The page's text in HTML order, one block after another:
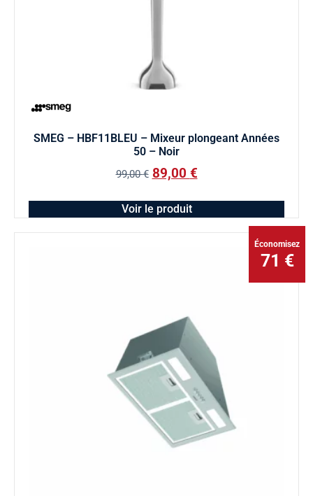
SMEG – HBF11BLEU – Mixeur plongeant Années
50 – Noir
99,00€ 89,00 €
Voir le produit
Économisez
71 €